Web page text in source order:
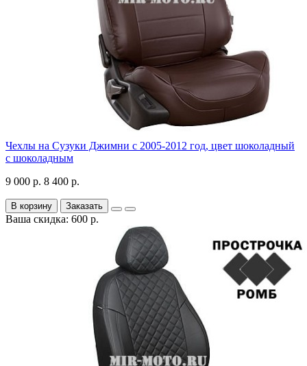
Чехлы на Сузуки Джимни с 2005-2012 год, цвет шоколадный
с шоколадным
9 000 р. 8 400 р.
В корзину Заказать
Ваша скидка: 600 р.